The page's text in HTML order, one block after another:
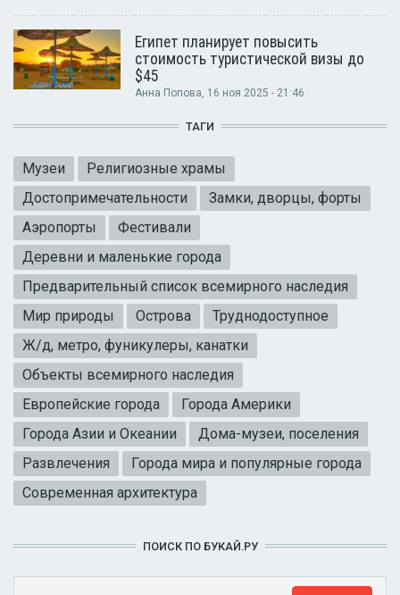
Египет планирует повысить
стоимость туристической визы до
$45
Анна Попова, 16 ноя 2025 - 21:46
ТАГИ
Музеи
Религиозные храмы
Достопримечательности
Замки, дворцы, форты
Аэропорты
Фестивали
Деревни и маленькие города
Предварительный список всемирного наследия
Мир природы
Острова
Труднодоступное
Ж/д, метро, фуникулеры, канатки
Объекты всемирного наследия
Европейские города
Города Америки
Города Азии и Океании
Дома-музеи, поселения
Развлечения
Города мира и популярные города
Современная архитектура
ПОИСК ПО БУКАЙ.РУ